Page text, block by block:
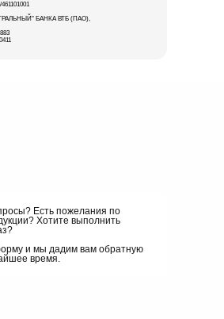
БАНКА ВТБ (ПАО),
Есть пожелания по
Хотите выполнить
и мы дадим вам обратную
время.